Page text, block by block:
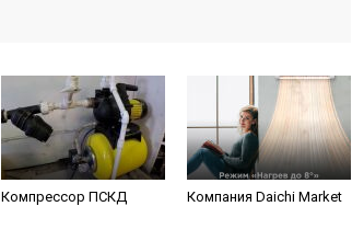
Компрессор ПСКД Компания Daichi Market